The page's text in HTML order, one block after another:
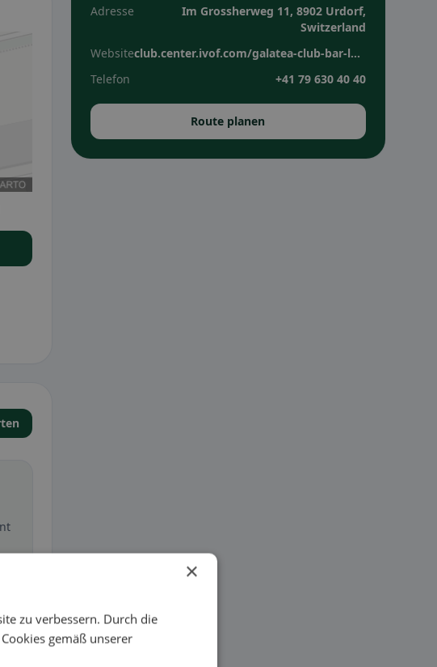
Adresse
Im Grossherweg 11, 8902 Urdorf,
Switzerland
Website
club.center.ivof.com/galatea-club-bar-lounge
Telefon
+41 79 630 40 40
Route planen
×
zu verbessern. Durch die
gemäß unserer